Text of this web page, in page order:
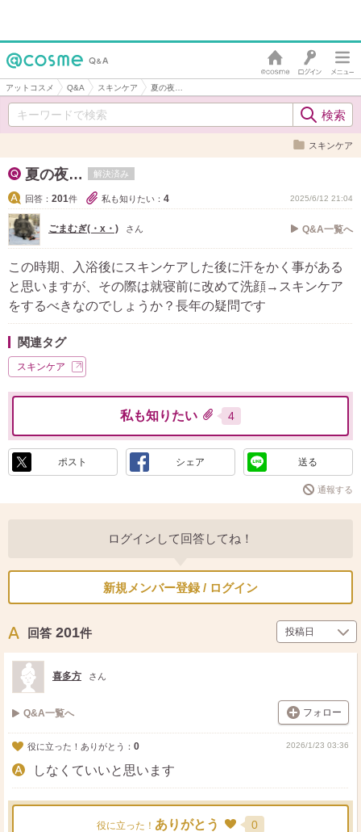
アットコスメ Q&A スキンケア 夏の夜…
スキンケア
夏の夜… 解決済み
回答： 201件 私も知りたい： 4 2025/6/12 21:04
ごまむぎ(・x・) さん Q&A一覧へ
この時期、入浴後にスキンケアした後に汗をかく事がある
と思いますが、その際は就寝前に改めて洗顔→スキンケア
をするべきなのでしょうか？長年の疑問です
関連タグ
スキンケア
私も知りたい 4
ポスト シェア 送る
通報する
ログインして回答してね！
新規メンバー登録 / ログイン
回答 201件
喜多方 さん
Q&A一覧へ フォロー
役に立った！ありがとう： 0 2026/1/23 03:36
しなくていいと思います
役に立った！ ありがとう 0